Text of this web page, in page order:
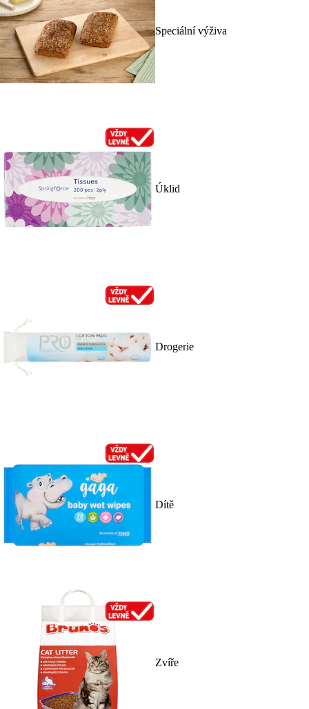
Speciální výživa
Úklid
Drogerie
Dítě
Zvíře